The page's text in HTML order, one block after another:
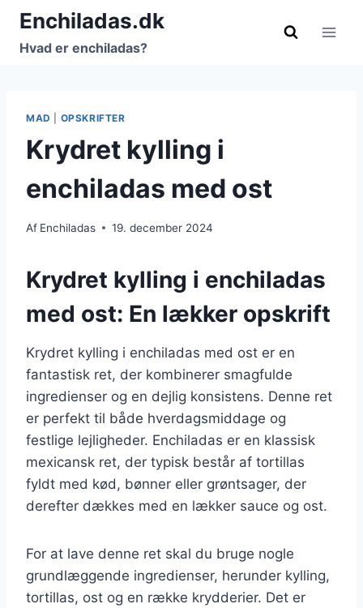
Fortsæt
indhold
Enchiladas.dk
Hvad er enchiladas?
MAD OPSKRIFTER
Krydret kylling i
enchiladas med ost
Af Enchiladas 19. december 2024
Krydret kylling i enchiladas
med ost: En lækker opskrift
Krydret kylling i enchiladas med ost er en
fantastisk ret, der kombinerer smagfulde
ingredienser og en dejlig konsistens. Denne ret
er perfekt til både hverdagsmiddage og
festlige lejligheder. Enchiladas er en klassisk
mexicansk ret, der typisk består af tortillas
fyldt med kød, bønner eller grøntsager, der
derefter dækkes med en lækker sauce og ost.
For at lave denne ret skal du bruge nogle
grundlæggende ingredienser, herunder kylling,
tortillas, ost og en række krydderier. Det er